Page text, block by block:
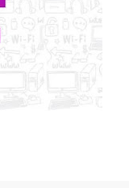
Perkelahian
Pulau Pisang
Wisata